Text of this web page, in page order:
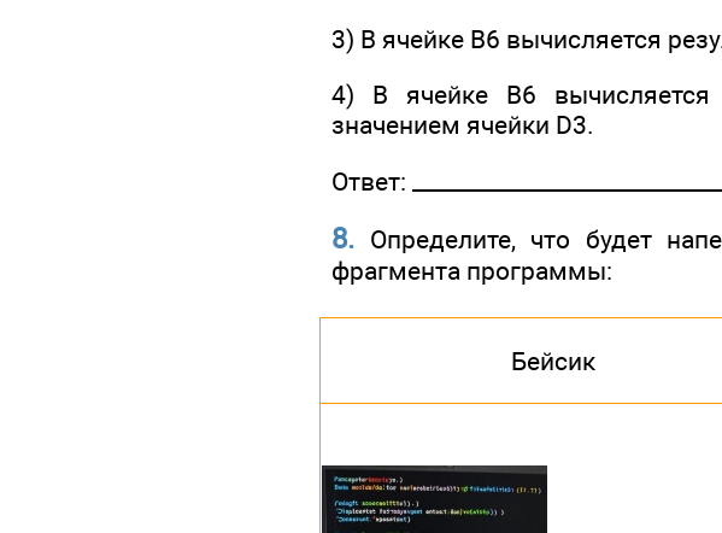
3) В ячейке В6 вычисляется
4) В ячейке В6 вычисляется
значением ячейки D3.
Ответ:
8. Определите, что будет
фрагмента программы:
Бейсик